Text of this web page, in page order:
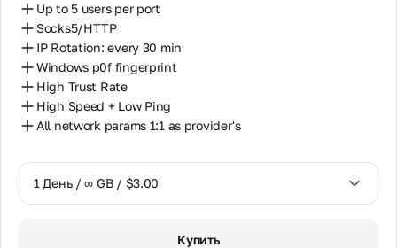
Up to 5 users per port
Socks5/HTTP
IP Rotation: every 30 min
Windows p0f fingerprint
High Trust Rate
High Speed + Low Ping
All network params 1:1 as provider's
1 День / ∞ GB / $3.00
Купить